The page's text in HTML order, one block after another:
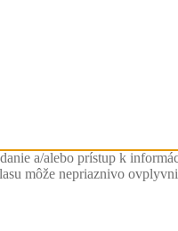
a/alebo prístup k
môže nepriaznivo